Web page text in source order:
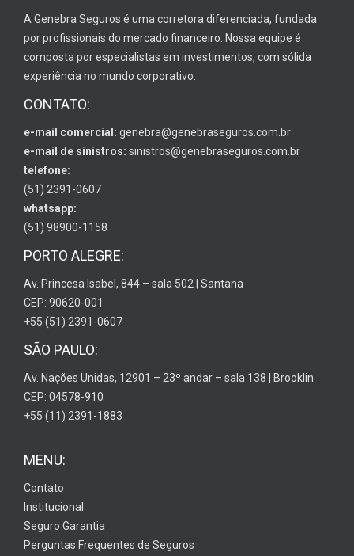
A Genebra Seguros é uma corretora diferenciada, fundada
por profissionais do mercado financeiro. Nossa equipe é
composta por especialistas em investimentos, com sólida
experiência no mundo corporativo.
CONTATO:
e-mail comercial: genebra@genebraseguros.com.br
e-mail de sinistros: sinistros@genebraseguros.com.br
telefone:
(51) 2391-0607
whatsapp:
(51) 98900-1158
PORTO ALEGRE:
Av. Princesa Isabel, 844 – sala 502 | Santana
CEP: 90620-001
+55 (51) 2391-0607
SÃO PAULO:
Av. Nações Unidas, 12901 – 23º andar – sala 138 | Brooklin
CEP: 04578-910
+55 (11) 2391-1883
MENU:
Contato
Institucional
Seguro Garantia
Perguntas Frequentes de Seguros